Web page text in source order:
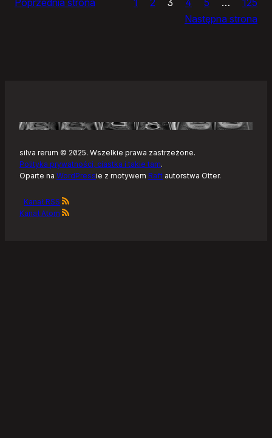
Następna strona
silva rerum © 2025. Wszelkie prawa zastrzeżone.
Polityka prywatności, ciastka i takie tam.
Oparte na WordPressie z motywem Raft autorstwa Otter.
Kanał RSS
Kanał Atom